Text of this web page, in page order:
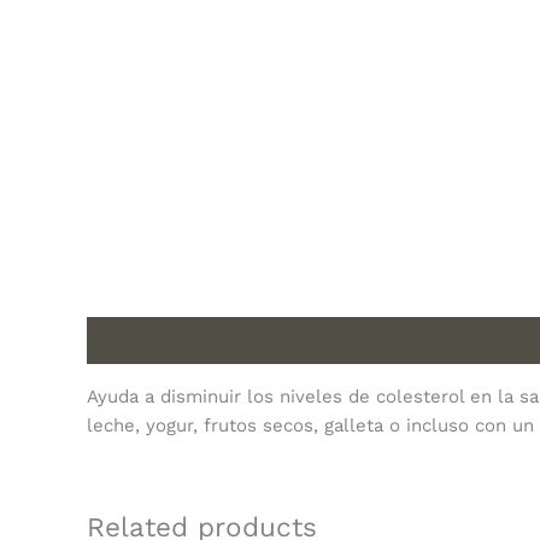
Ayuda a disminuir los niveles de colesterol en la
leche, yogur, frutos secos, galleta o incluso con
Related products